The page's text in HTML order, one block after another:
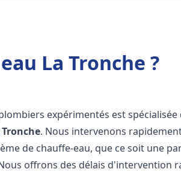
La Tronche ?
expérimentés est spécialisée
Tronche. Nous intervenons
de chauffe-eau, que ce soit une
offrons des délais d'intervention